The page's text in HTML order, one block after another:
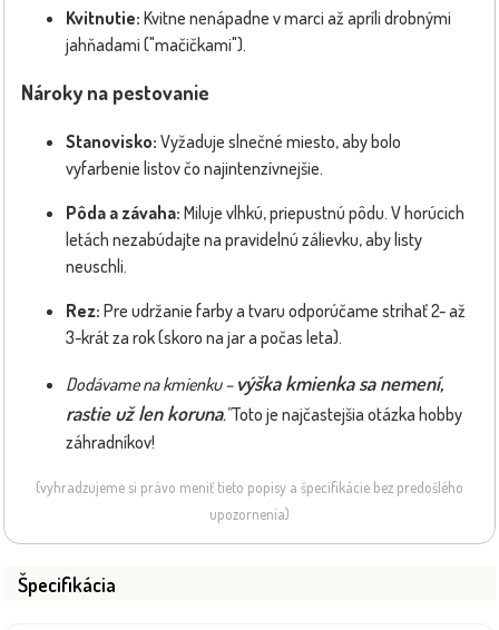
Kvitnutie: Kvitne nenápadne v marci až apríli drobnými
jahňadami ("mačičkami").
Nároky na pestovanie
Stanovisko: Vyžaduje slnečné miesto, aby bolo
vyfarbenie listov čo najintenzívnejšie.
Pôda a závaha: Miluje vlhkú, priepustnú pôdu. V horúcich
letách nezabúdajte na pravidelnú zálievku, aby listy
neuschli.
Rez: Pre udržanie farby a tvaru odporúčame strihať 2- až
3-krát za rok (skoro na jar a počas leta).
Dodávame na kmienku – výška kmienka sa nemení,
rastie už len koruna."Toto je najčastejšia otázka hobby
záhradníkov!
(vyhradzujeme si právo meniť tieto popisy a špecifikácie bez predošlého
upozornenia)
Špecifikácia